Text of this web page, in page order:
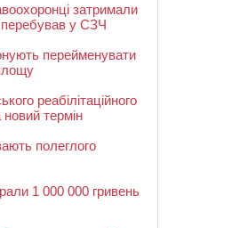
затримали
перебував у СЗЧ
перейменувати
реабілітаційного
термін
полеглого
1 000 000 гривень